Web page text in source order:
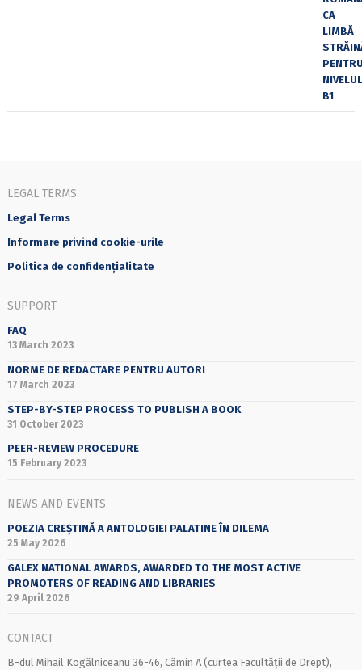
LEGAL TERMS
Legal Terms
Informare privind cookie-urile
Politica de confidențialitate
SUPPORT
FAQ
13 March 2023
NORME DE REDACTARE PENTRU AUTORI
17 March 2023
STEP-BY-STEP PROCESS TO PUBLISH A BOOK
31 October 2023
PEER-REVIEW PROCEDURE
15 February 2023
NEWS AND EVENTS
POEZIA CREȘTINĂ A ANTOLOGIEI PALATINE ÎN DILEMA
25 May 2026
GALEX NATIONAL AWARDS, AWARDED TO THE MOST ACTIVE
PROMOTERS OF READING AND LIBRARIES
29 April 2026
CONTACT
B-dul Mihail Kogălniceanu 36-46, Cămin A (curtea Facultății de Drept),